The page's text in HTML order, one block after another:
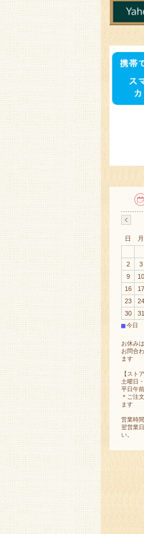
日 月
2
3
9
10
16
17
23
24
30
31
■今日
お休みは
お問合
ます
【スト
土曜日
平日午
＊ご注
ます
営業時
翌営業
い。